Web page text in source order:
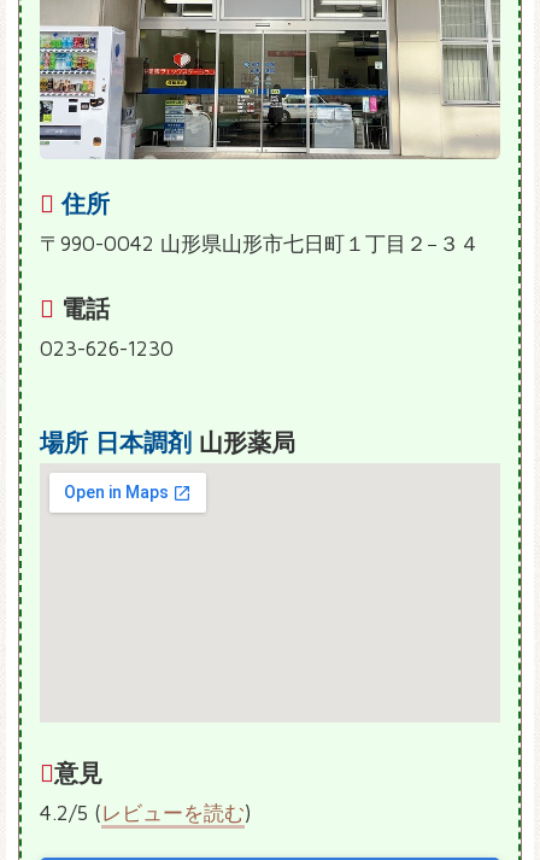
住所
〒990-0042 山形県山形市七日町１丁目２−３４
電話
023-626-1230
場所 日本調剤 山形薬局
意見
4.2/5 (レビューを読む)